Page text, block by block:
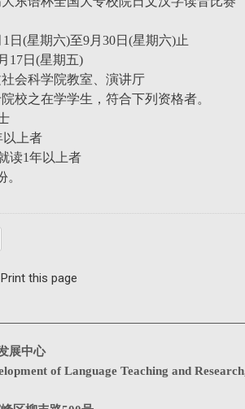
日(星期六)至9月30日(星期六)止
17日(星期五)
会科学院教室、演讲厅
校之在学学生，符合下列资格者。
以上者
读1年以上者
Print this page
展中心
of Language Teaching and